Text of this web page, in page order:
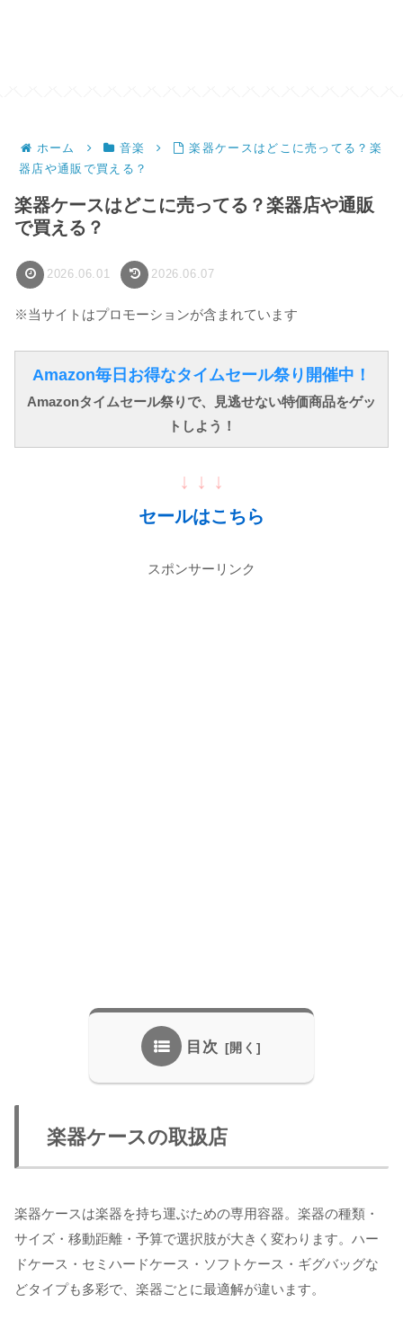
ホーム 音楽
楽器ケースはどこに売ってる？楽
器店や通販で買える？
楽器ケースはどこに売ってる？楽器店や通販
で買える？
2026.06.01 2026.06.07
※当サイトはプロモーションが含まれています
Amazon毎日お得なタイムセール祭り開催中！
Amazonタイムセール祭りで、見逃せない特価商品をゲッ
トしよう！
↓ ↓ ↓
セールはこちら
スポンサーリンク
目次
楽器ケースの取扱店
楽器ケースは楽器を持ち運ぶための専用容器。楽器の種類・
サイズ・移動距離・予算で選択肢が大きく変わります。ハー
ドケース・セミハードケース・ソフトケース・ギグバッグな
どタイプも多彩で、楽器ごとに最適解が違います。